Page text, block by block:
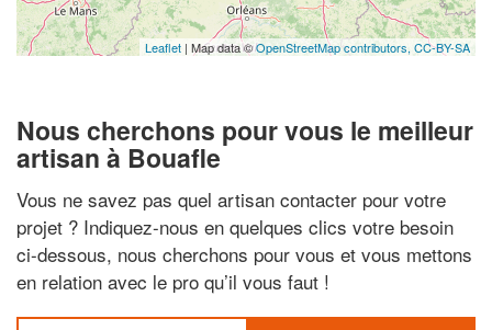
Leaflet | Map data ©OpenStreetMap contributors, CC-BY-SA
Nous cherchons pour vous le meilleur
artisan à Bouafle
Vous ne savez pas quel artisan contacter pour votre
projet ? Indiquez-nous en quelques clics votre besoin
ci-dessous, nous cherchons pour vous et vous mettons
en relation avec le pro qu’il vous faut !